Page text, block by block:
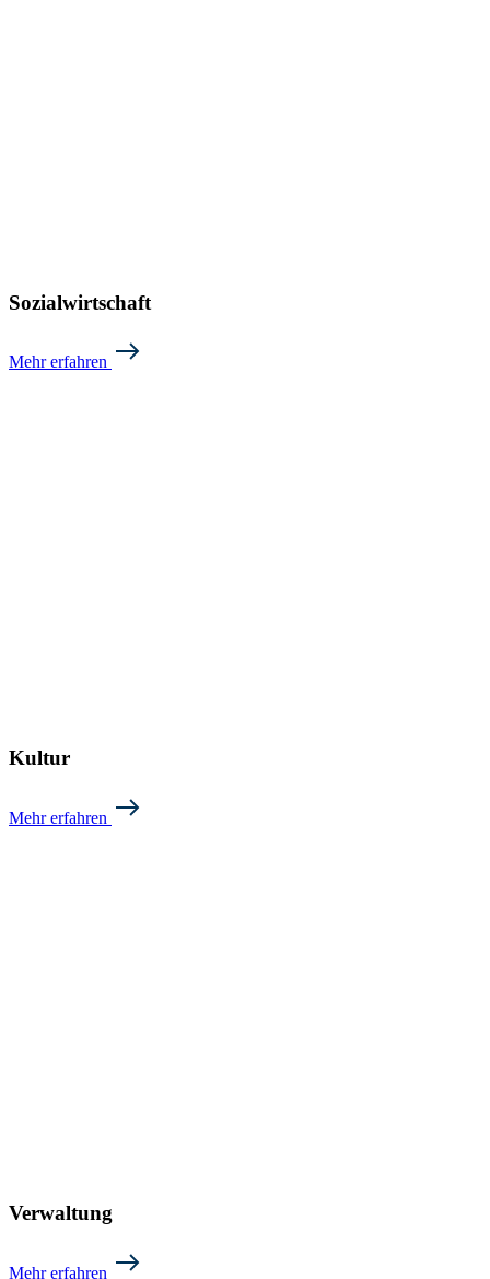
Sozialwirtschaft
Mehr erfahren
Kultur
Mehr erfahren
Verwaltung
Mehr erfahren